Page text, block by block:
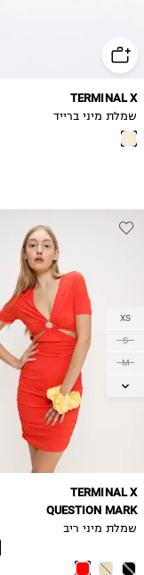
TERMINAL X
שמלת מיני ברייד
XS
S
M
L
TERMINAL X
QUESTION MARK
שמלת מיני ריב